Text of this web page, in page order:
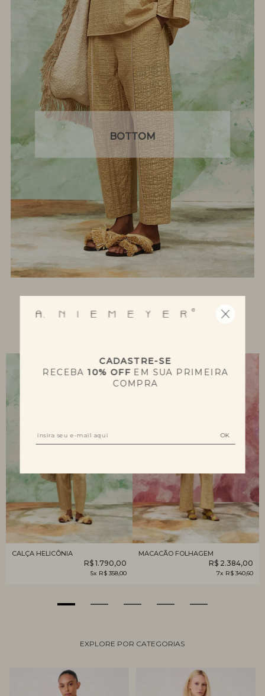
BOTTOM
CALÇA HELICÔNIA
R$ 1.790,00
5x R$ 358,00
MACACÃO FOLHAGEM
R$ 2.384,00
7x R$ 340,60
EXPLORE POR CATEGORIAS
CADASTRE-SE
RECEBA10% OFFEM SUA PRIMEIRA
COMPRA